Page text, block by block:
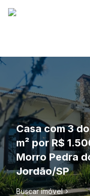
Casa com 3
m² por R$
Morro Pedra
Jordão/SP
Buscar imóvel